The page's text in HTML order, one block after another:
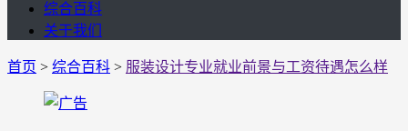
综合百科
关于我们
首页 > 综合百科 > 服装设计专业就业前景与工资待遇怎么样